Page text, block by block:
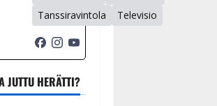
Tanssiravintola
Televisio
JUTTU HERÄTTI?